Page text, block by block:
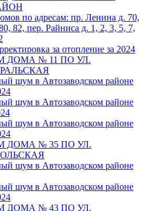
по адресам: пр. Ленина д. 70,
82, пер. Райниса д. 1, 2, 3, 5, 7,
за отопление за 2024
ДОМА № 11 ПО УЛ.
шум в Автозаводском районе
шум в Автозаводском районе
шум в Автозаводском районе
ДОМА № 35 ПО УЛ.
шум в Автозаводском районе
шум в Автозаводском районе
ДОМА № 43 ПО УЛ.